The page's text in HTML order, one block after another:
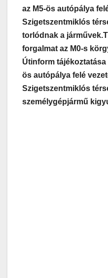
az M5-ös autópálya
Szigetszentmiklós
torlódnak a járművek.
forgalmat az M0-s
Útinform
ös autópálya felé
Szigetszentmiklós
személygépjármű